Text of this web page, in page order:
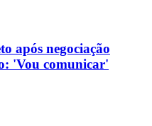
após negociação
'Vou comunicar'